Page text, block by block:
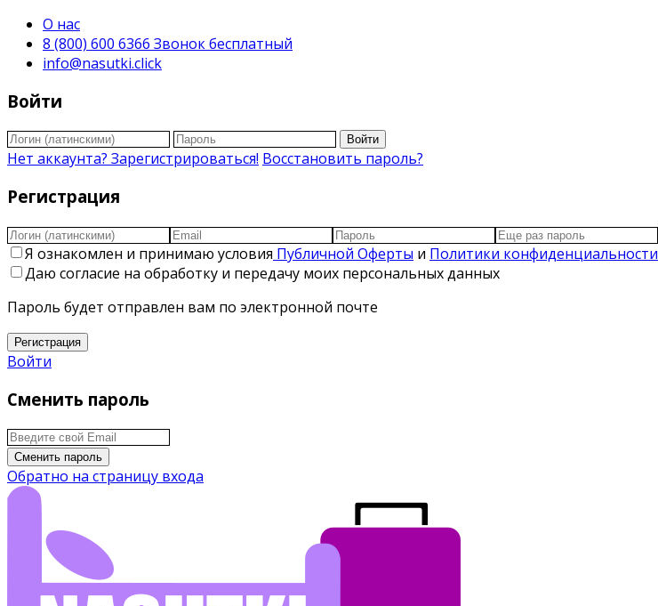
О нас
8 (800) 600 6366 Звонок бесплатный
info@nasutki.click
Войти
Войти
Нет аккаунта? Зарегистрироваться! Восстановить пароль?
Регистрация
Я ознакомлен и принимаю условия Публичной Оферты и Политики конфиденциальности
Даю согласие на обработку и передачу моих персональных данных
Пароль будет отправлен вам по электронной почте
Регистрация
Войти
Сменить пароль
Сменить пароль
Обратно на страницу входа